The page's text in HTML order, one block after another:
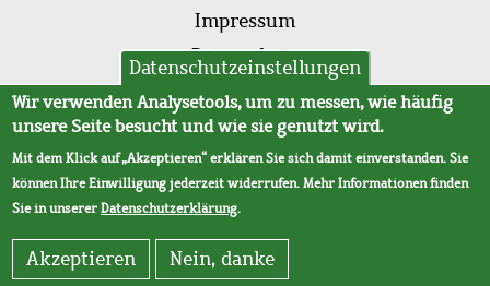
Impressum
Datenschutz
AVB
Datenschutzeinstellungen
Wir verwenden Analysetools, um zu messen, wie häufig
unsere Seite besucht und wie sie genutzt wird.
Mit dem Klick auf „Akzeptieren“ erklären Sie sich damit einverstanden. Sie
können Ihre Einwilligung jederzeit widerrufen. Mehr Informationen finden
Sie in unsererDatenschutzerklärung.
Akzeptieren Nein, danke